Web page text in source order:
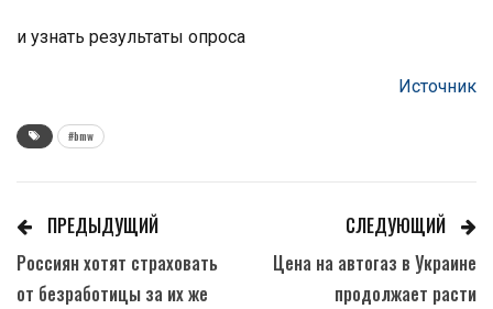
и узнать результаты опроса
Источник
#bmw
ПРЕДЫДУЩИЙ
Россиян хотят страховать
от безработицы за их же
СЛЕДУЮЩИЙ
Цена на автогаз в Украине
продолжает расти